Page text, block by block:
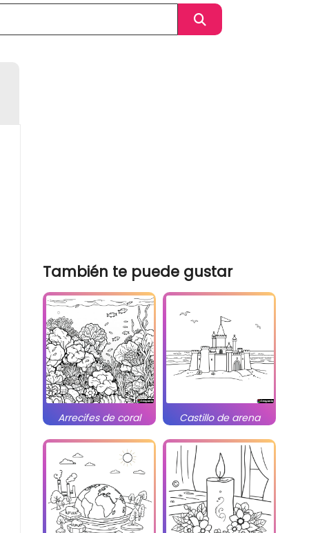
También te puede gustar
Arrecifes de coral Castillo de arena